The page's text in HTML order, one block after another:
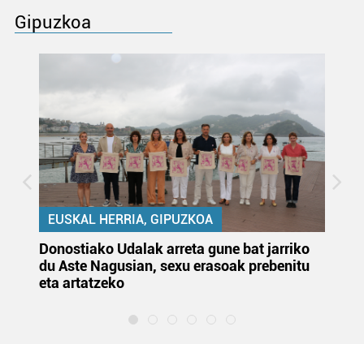
Gipuzkoa
EUSKAL HERRIA, GIPUZKOA
Donostiako Udalak arreta gune bat jarriko
du Aste Nagusian, sexu erasoak prebenitu
eta artatzeko